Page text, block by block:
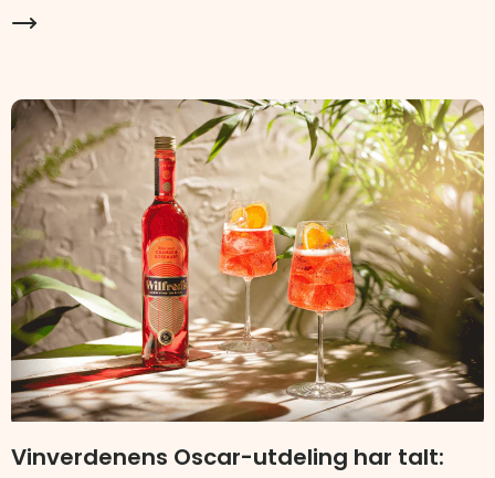
Vinverdenens Oscar-utdeling har talt: